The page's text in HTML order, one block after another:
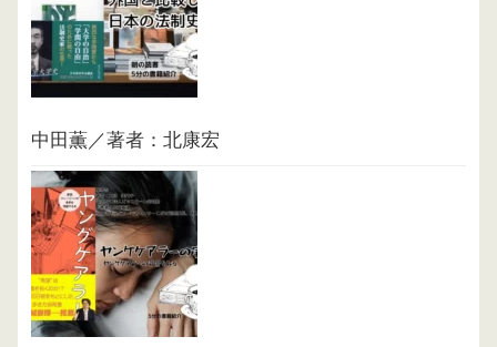
中田薫／著者：北康宏